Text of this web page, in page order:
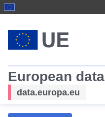
European data
data.europa.eu